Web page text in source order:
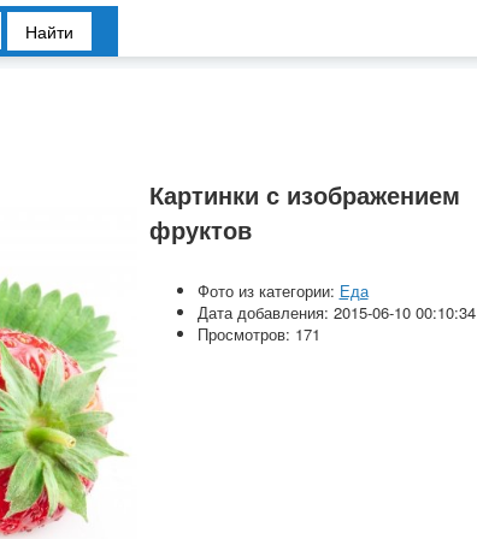
Найти
Картинки с изображением
фруктов
Фото из категории: Еда
Дата добавления: 2015-06-10 00:10:34
Просмотров: 171